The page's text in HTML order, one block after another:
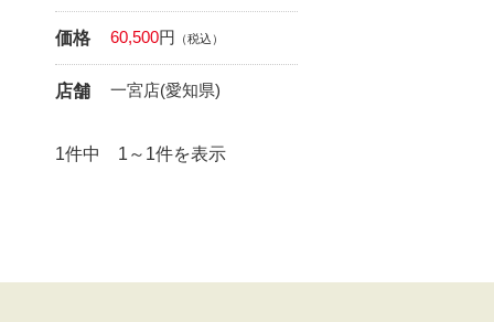
価格 60,500円 （税込）
店舗 一宮店(愛知県)
1件中 1～1件を表示